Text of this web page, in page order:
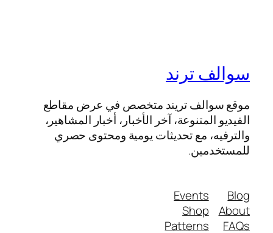
سوالف ترند
موقع سوالف تريند متخصص في عرض مقاطع
الفيديو المتنوعة، آخر الأخبار، أخبار المشاهير،
والترفيه، مع تحديثات يومية ومحتوى حصري
للمستخدمين.
Blog
About
FAQs
Events
Shop
Patterns